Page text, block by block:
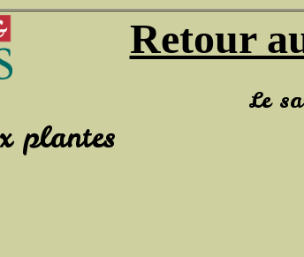
Retour
au
plantes